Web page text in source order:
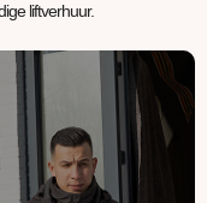
liftverhuur.
spullen staan bij